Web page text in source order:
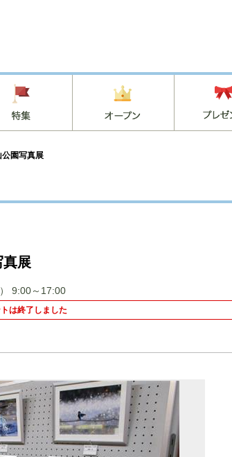
園写真展
真展
9:00～17:00
は終了しました